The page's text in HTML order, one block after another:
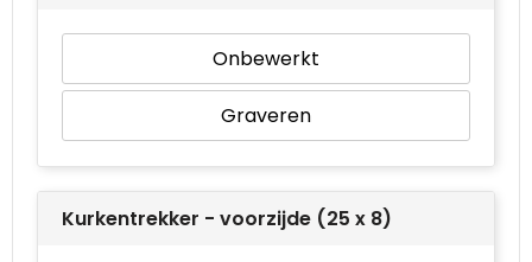
Tablettassen
Toilettassen
Waterman
Xoopar
Onbewerkt
Graveren
Kurkentrekker - voorzijde (25 x 8)